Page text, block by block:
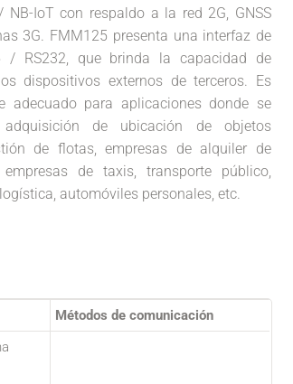
NB-IoT con respaldo a la red 2G, GNSS
3G. FMM125 presenta una interfaz de
/ RS232, que brinda la capacidad de
dispositivos externos de terceros. Es
adecuado para aplicaciones donde se
de ubicación de objetos
de flotas, empresas de alquiler de
empresas de taxis, transporte público,
automóviles personales, etc.
Métodos de comunicación